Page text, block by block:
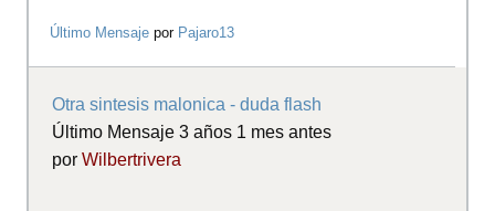
Último Mensaje por Pajaro13
Otra sintesis malonica - duda flash
Último Mensaje 3 años 1 mes antes
por Wilbertrivera